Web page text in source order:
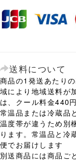
送料について
商品の1発送あたり
域により地域送料が
は、クール料金440
常温品または冷蔵品
温度帯が違うため別
ります。常温品と冷
便でお届けします
別送商品には商品ご